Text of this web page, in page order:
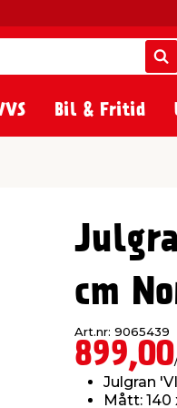
Bil & Fritid
cm
Art.nr: 9065439
899,00
Julgran
Mått: 140